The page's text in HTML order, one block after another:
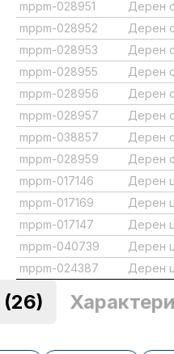
mppm-028951
Дерен
mppm-028952
Дерен
mppm-028953
Дерен
mppm-028955
Дерен
mppm-028956
Дерен
mppm-028957
Дерен
mppm-038857
Дерен
mppm-028959
Дерен
mppm-017146
Дерен
mppm-017169
Дерен
mppm-017147
Дерен
mppm-040739
Дерен
mppm-024387
Дерен
(26)